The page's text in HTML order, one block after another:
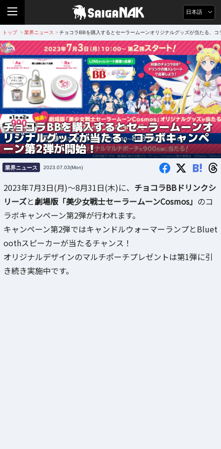
日本語
トップ > 業界ニュース > チョコラBBを購入するとセーラームーンオリジナルグッズが当たる、
チョコラBBを購入するとセーラームーンオ
リジナルグッズが当たる、コラボキャンペ
ーン第2弾が開始！
業界ニュース 2023.07.03(Mon) B!
2023年7月3日(月)～8月31日(木)に、 チョコラBBドリンクシ
リーズと劇場版「美少女戦士セーラームーンCosmos」 のコ
ラボキャンペーン第2弾が行われます。
キャンペーン第2弾ではキャンドルウォーマーランプとBluet
oothスピーカーが当たるチャンス！
オリジナルデザインのマルチポーチプレゼントは第1弾に引
き続き実施中です。